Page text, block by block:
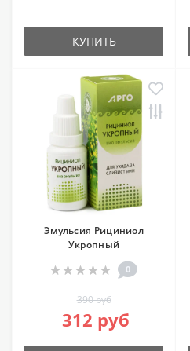
КУПИТЬ
Эмульсия Рициниол
Укропный
0
390 руб
312 руб